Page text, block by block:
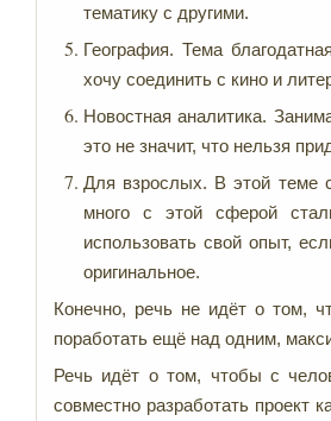
тематику с другими.
География. Тема
хочу соединить с кино и
Новостная аналитика.
это не значит, что нельзя
Для взрослых. В этой теме
много с этой сферой
использовать свой опыт,
оригинальное.
Конечно, речь не идёт о том,
поработать ещё над одним,
Речь идёт о том, чтобы с
совместно разработать проект